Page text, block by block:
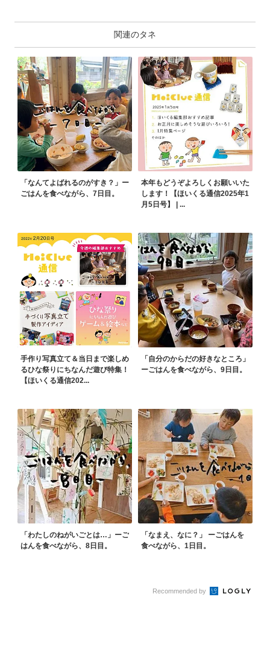
関連のタネ
「なんてよばれるのがすき？」ー
ごはんを食べながら、7日目。
本年もどうぞよろしくお願いいた
します！【ほいくる通信2025年1
月5日号】 | ...
手作り写真立て＆当日まで楽しめ
るひな祭りにちなんだ遊び特集！
【ほいくる通信202...
「自分のからだの好きなところ」
ーごはんを食べながら、9日目。
「わたしのねがいごとは…」ーご
はんを食べながら、8日目。
「なまえ、なに？」 ーごはんを
食べながら、1日目。
Recommended by